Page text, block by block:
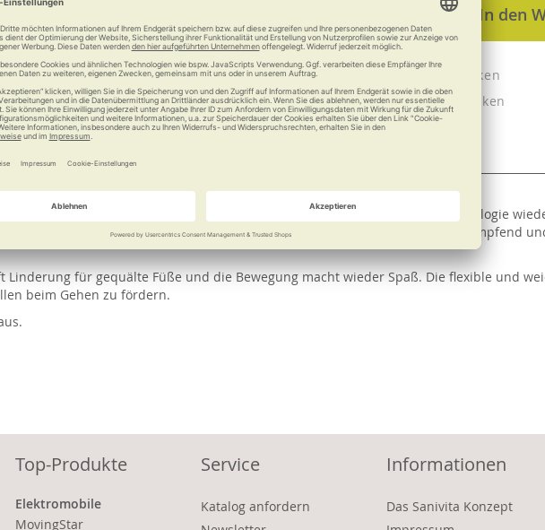
In den
Merken
Drucken
rastet, der rostet. Diese Bequemschuhe bringen Sie mit innovativer Technologie
trainieren und das natürliche Abrollen fördern. Zugleich wirkt sie dämpfend
Linderung für gequälte Füße und die Bewegung macht wieder Spaß. Die flexible und
beim Gehen zu fördern.
Top-Produkte
Elektromobile
MovingStar
Service
Katalog anfordern
Informationen
Das Sanivita Konzept